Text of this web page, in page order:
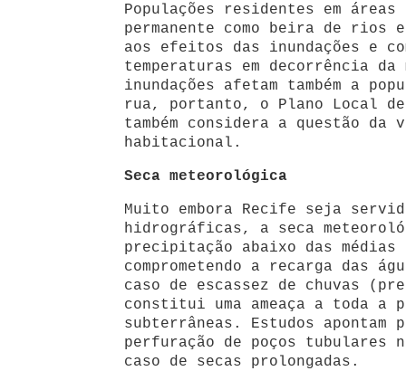
Populações residentes em áreas
permanente como beira de rios
aos efeitos das inundações e
temperaturas em decorrência
inundações afetam também a
rua, portanto, o Plano Local
também considera a questão da
habitacional.
Seca meteorológica
Muito embora Recife seja
hidrográficas, a seca
precipitação abaixo das médias
comprometendo a recarga das
caso de escassez de chuvas
constitui uma ameaça a toda a
subterrâneas. Estudos apontam
perfuração de poços tubulares
caso de secas prolongadas.